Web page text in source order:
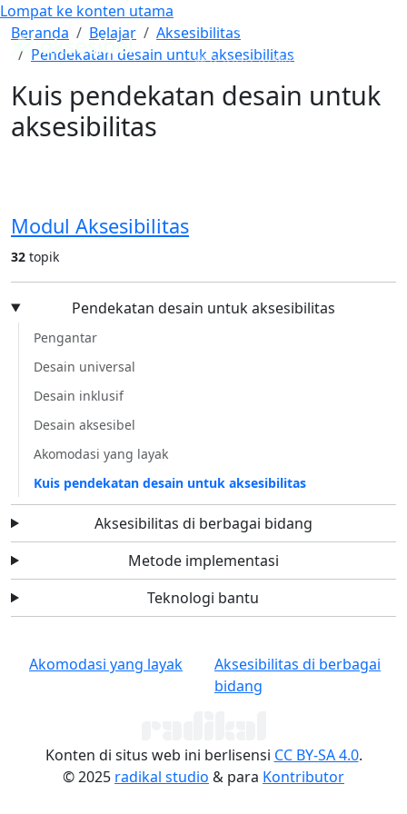
Lompat ke konten utama
Cari
Panduan WCAG Indonesia
Beranda Belajar
Aksesibilitas
Pendekatan desain untuk aksesibilitas
Kuis pendekatan desain untuk aksesibilitas
Kuis pendekatan desain untuk
aksesibilitas
Modul Aksesibilitas
32 topik
Pendekatan desain untuk aksesibilitas
Pengantar
Desain universal
Desain inklusif
Desain aksesibel
Akomodasi yang layak
Kuis pendekatan desain untuk aksesibilitas
Aksesibilitas di berbagai bidang
Metode implementasi
Teknologi bantu
Akomodasi yang layak
Aksesibilitas di berbagai
bidang
Konten di situs web ini berlisensi CC BY-SA 4.0.
© 2025 radikal studio & para Kontributor